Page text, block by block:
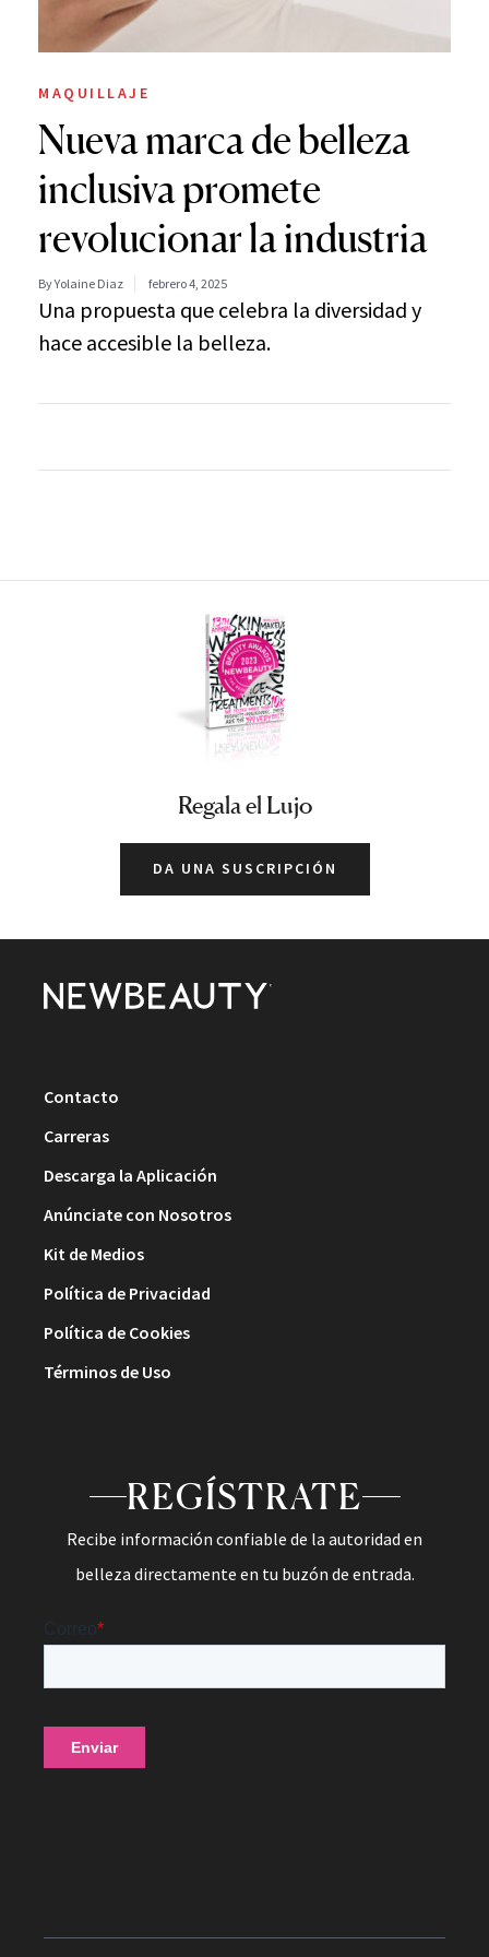
MAQUILLAJE
Nueva marca de belleza
inclusiva promete
revolucionar la industria
By Yolaine Diaz febrero 4, 2025
Una propuesta que celebra la diversidad y
hace accesible la belleza.
Regala el Lujo
DA UNA SUSCRIPCIÓN
Contacto
Carreras
Descarga la Aplicación
Anúnciate con Nosotros
Kit de Medios
Política de Privacidad
Política de Cookies
Términos de Uso
REGÍSTRATE
Recibe información confiable de la autoridad en
belleza directamente en tu buzón de entrada.